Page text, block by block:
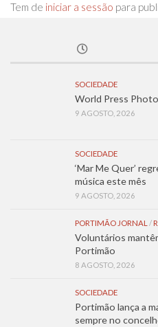
Tem de iniciar a sessão para
SOCIEDADE
World Press
9 AGOSTO, 2026
SOCIEDADE
‘Mar Me Quer’
música este mês
9 AGOSTO, 2026
PORTIMÃO JORNAL /
Voluntários
Portimão
8 AGOSTO, 2026
SOCIEDADE
Portimão lança a
sempre no